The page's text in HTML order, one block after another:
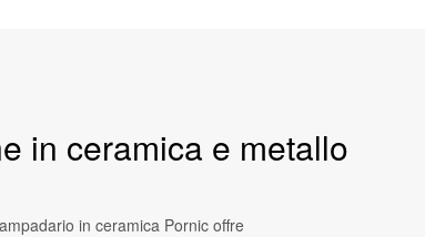
in ceramica e metallo
in ceramica Pornic offre